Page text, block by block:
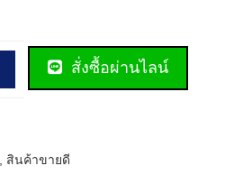
สั่งซื้อผ่านไลน์
สินค้าขายดี